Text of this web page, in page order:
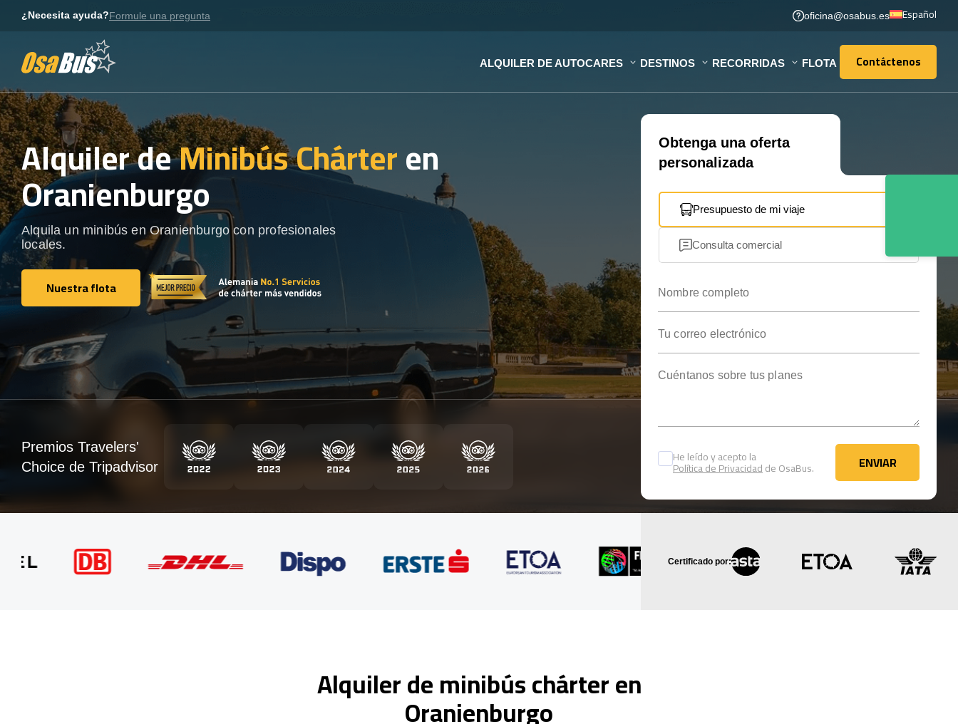
¿Necesita ayuda?Formule una pregunta oficina@osabus.es Español
ALQUILER DE AUTOCARES DESTINOS RECORRIDAS FLOTA Contáctenos
Contáctenos
Alquiler deMinibús Chárteren
Oranienburgo
Alquila un minibús en Oranienburgo con profesionales
locales.
Nuestra flota
Nuestra flota
Obtenga una oferta
personalizada
Presupuesto de mi viaje
Consulta comercial
He leído y acepto la
Política de Privacidadde OsaBus. ENVIAR
ENVIAR
Premios Travelers'
Choice de Tripadvisor
Certificado por:
Alquiler de minibús chárter en
Oranienburgo